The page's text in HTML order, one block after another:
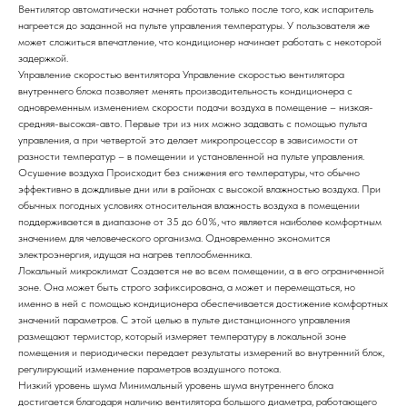
Вентилятор автоматически начнет работать только после того, как испаритель
нагреется до заданной на пульте управления температуры. У пользователя же
может сложиться впечатление, что кондиционер начинает работать с некоторой
задержкой.
Управление скоростью вентилятора Управление скоростью вентилятора
внутреннего блока позволяет менять производительность кондиционера с
одновременным изменением скорости подачи воздуха в помещение – низкая-
средняя-высокая-авто. Первые три из них можно задавать с помощью пульта
управления, а при четвертой это делает микропроцессор в зависимости от
разности температур – в помещении и установленной на пульте управления.
Осушение воздуха Происходит без снижения его температуры, что обычно
эффективно в дождливые дни или в районах с высокой влажностью воздуха. При
обычных погодных условиях относительная влажность воздуха в помещении
поддерживается в диапазоне от 35 до 60%, что является наиболее комфортным
значением для человеческого организма. Одновременно экономится
электроэнергия, идущая на нагрев теплообменника.
Локальный микроклимат Создается не во всем помещении, а в его ограниченной
зоне. Она может быть строго зафиксирована, а может и перемещаться, но
именно в ней с помощью кондиционера обеспечивается достижение комфортных
значений параметров. С этой целью в пульте дистанционного управления
размещают термистор, который измеряет температуру в локальной зоне
помещения и периодически передает результаты измерений во внутренний блок,
регулирующий изменение параметров воздушного потока.
Низкий уровень шума Минимальный уровень шума внутреннего блока
достигается благодаря наличию вентилятора большого диаметра, работающего